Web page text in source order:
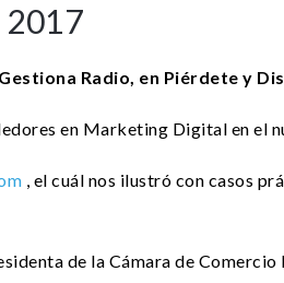
2017
Gestiona Radio, en Piérdete y
en Marketing Digital en el
, el cuál nos ilustró con casos
de la Cámara de Comercio